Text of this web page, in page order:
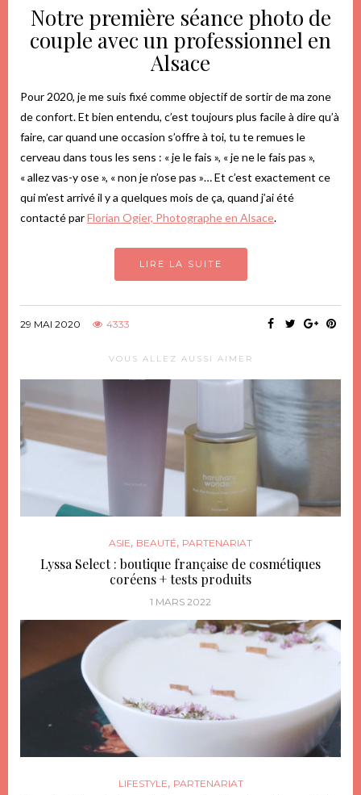
Notre première séance photo de
couple avec un professionnel en
Alsace
Pour 2020, je me suis fixé comme objectif de sortir de ma zone
de confort. Et bien entendu, c’est toujours plus facile à dire qu’à
faire, car quand une occasion s’offre à toi, tu te remues le
cerveau dans tous les sens : « je le fais », « je ne le fais pas »,
« allez vas-y ose », « non je n’ose pas »… Et c’est exactement ce
qui m’est arrivé il y a quelques mois de ça, quand j’ai été
contacté parFlorian Ogier, Photographe en Alsace.
LIRE LA SUITE
29 MAI 2020 4333
VOUS ALLEZ AUSSI AIMER
ASIE, BEAUTÉ, PARTENARIAT
Lyssa Select : boutique française de cosmétiques
coréens + tests produits
1 MARS 2022
LIFESTYLE, PARTENARIAT